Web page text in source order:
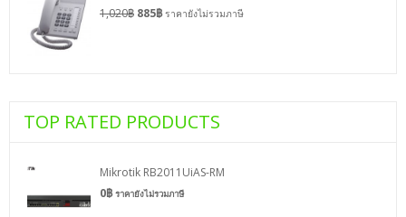
1,020฿ 885฿ ราคายังไม่รวมภาษี
TOP RATED PRODUCTS
Mikrotik RB2011UiAS-RM
0฿ ราคายังไม่รวมภาษี